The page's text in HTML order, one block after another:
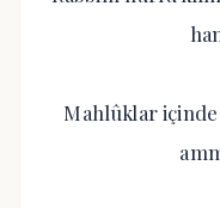
Mahlûklar